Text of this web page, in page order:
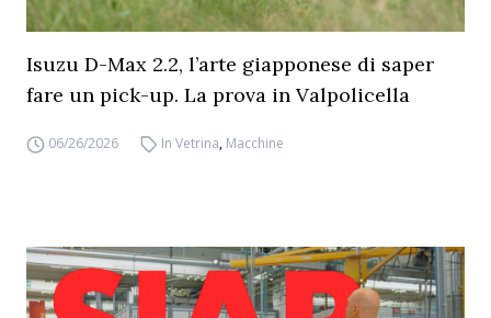
Isuzu D-Max 2.2, l’arte giapponese di saper
fare un pick-up. La prova in Valpolicella
06/26/2026 In Vetrina, Macchine